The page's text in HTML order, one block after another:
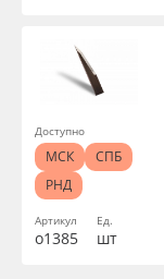
Артикул
о1385
Ед.
шт
Доступно
МСК
СПБ
РНД